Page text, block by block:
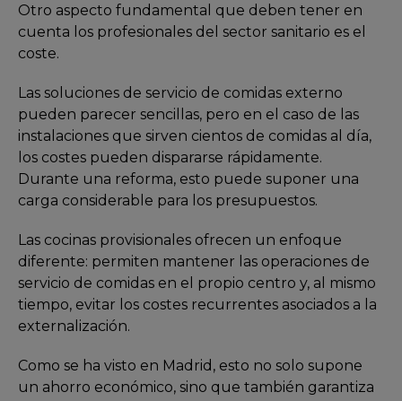
Otro aspecto fundamental que deben tener en
cuenta los profesionales del sector sanitario es el
coste.
Las soluciones de servicio de comidas externo
pueden parecer sencillas, pero en el caso de las
instalaciones que sirven cientos de comidas al día,
los costes pueden dispararse rápidamente.
Durante una reforma, esto puede suponer una
carga considerable para los presupuestos.
Las cocinas provisionales ofrecen un enfoque
diferente: permiten mantener las operaciones de
servicio de comidas en el propio centro y, al mismo
tiempo, evitar los costes recurrentes asociados a la
externalización.
Como se ha visto en Madrid, esto no solo supone
un ahorro económico, sino que también garantiza